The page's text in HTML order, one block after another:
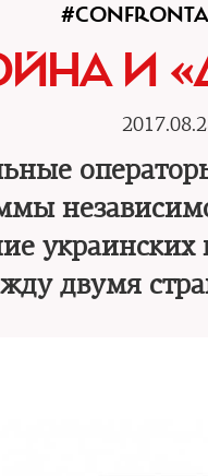
И
украинских
двумя